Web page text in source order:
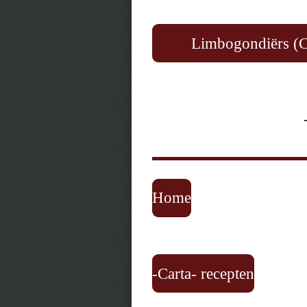
Limbogondiërs
Home
-Carta- recepten